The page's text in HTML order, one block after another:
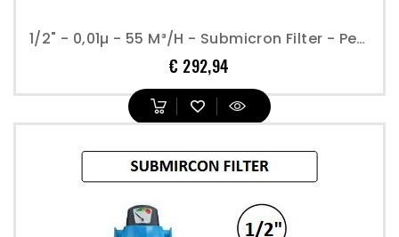
1/2" - 0,01µ - 55 M³/h - Submicron Filter - Perslucht
€ 292,94